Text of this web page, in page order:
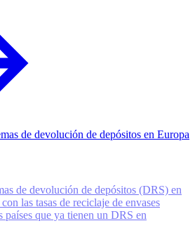
de devolución de depósitos en Europa
de devolución de depósitos (DRS) en
las tasas de reciclaje de envases
países que ya tienen un DRS en